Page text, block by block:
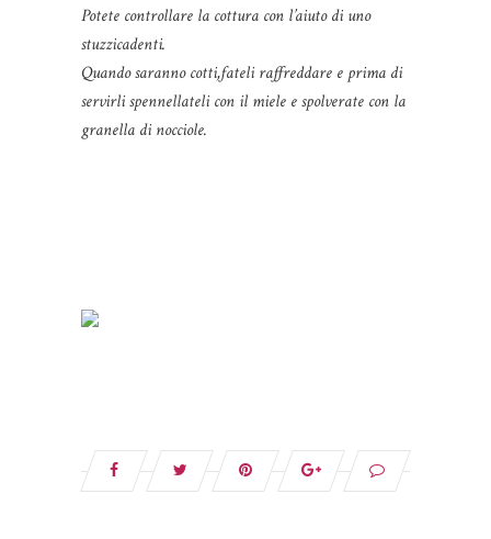
Potete controllare la cottura con l’aiuto di uno
stuzzicadenti.
Quando saranno cotti,fateli raffreddare e prima di
servirli spennellateli con il miele e spolverate con la
granella di nocciole.